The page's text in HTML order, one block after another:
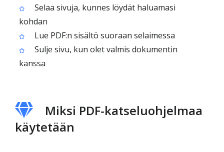
Selaa sivuja, kunnes löydät haluamasi
kohdan
Lue PDF:n sisältö suoraan selaimessa
Sulje sivu, kun olet valmis dokumentin
kanssa
Miksi PDF-katseluohjelmaa
käytetään